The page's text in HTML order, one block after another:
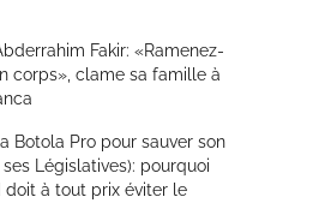
Fakir: «Ramenez-
corps», clame sa famille à
Botola Pro pour sauver son
Législatives): pourquoi
doit à tout prix éviter le